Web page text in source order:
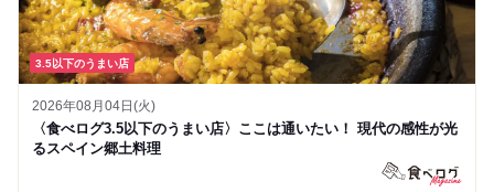
3.5以下のうまい店
2026年08月04日(火)
〈食べログ3.5以下のうまい店〉ここは通いたい！ 現代の感性が光
るスペイン郷土料理